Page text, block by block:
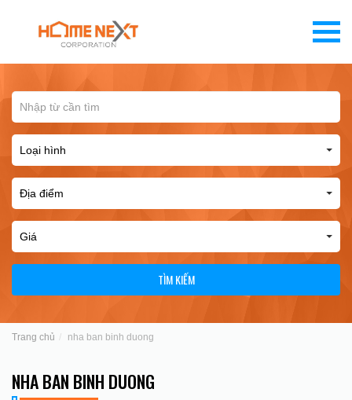
TÌM KIẾM
Trang chủ nha ban binh duong
NHA BAN BINH DUONG